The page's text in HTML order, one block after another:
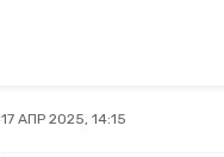
17 АПР 2025, 14:15